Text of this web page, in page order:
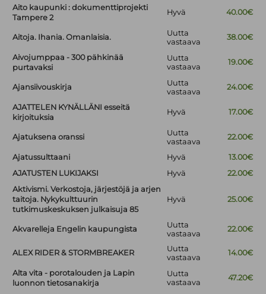
Aito kaupunki : dokumenttiprojekti
Tampere 2
Hyvä 40.00€
Aitoja. Ihania. Omanlaisia.
Uutta
vastaava
38.00€
Aivojumppaa - 300 pähkinää
purtavaksi
Uutta
vastaava
19.00€
Ajansiivouskirja
Uutta
vastaava
24.00€
AJATTELEN KYNÄLLÄNI esseitä
kirjoituksia
Hyvä 17.00€
Ajatuksena oranssi
Uutta
vastaava
22.00€
Ajatussulttaani Hyvä
13.00€
AJATUSTEN LUKIJAKSI
Hyvä
22.00€
Aktivismi. Verkostoja, järjestöjä ja arjen
taitoja. Nykykulttuurin
tutkimuskeskuksen julkaisuja 85
Hyvä 25.00€
Akvarelleja Engelin kaupungista
Uutta
vastaava
22.00€
ALEX RIDER & STORMBREAKER
Uutta
vastaava
14.00€
Alta vita - porotalouden ja Lapin
luonnon tietosanakirja
Uutta
vastaava
47.20€